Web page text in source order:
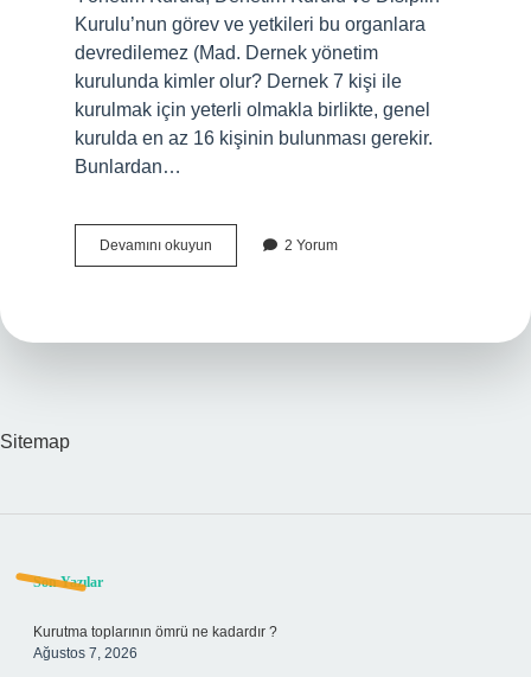
Kurulu’nun görev ve yetkileri bu organlara
devredilemez (Mad. Dernek yönetim
kurulunda kimler olur? Dernek 7 kişi ile
kurulmak için yeterli olmakla birlikte, genel
kurulda en az 16 kişinin bulunması gerekir.
Bunlardan…
Devamını okuyun
Zorunlu
2 Yorum
Sitemap
Sidebar
Son Yazılar
Kurutma toplarının ömrü ne kadardır ?
Ağustos 7, 2026